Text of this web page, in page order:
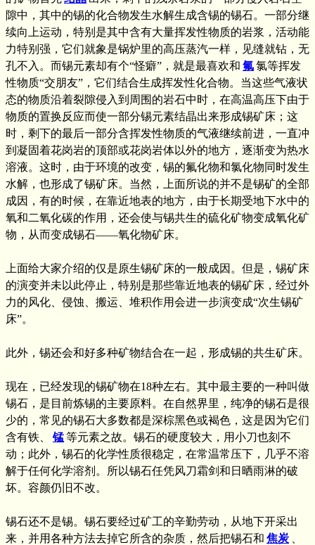
隙中，其中的锡的化合物发生水解生成含锡的锡石。一部分继
续向上运动，特别是其中含有大量挥发性物质的岩浆，活动能
力特别强，它们就象是锅炉里的高压蒸汽一样，见缝就钻，无
孔不入。而锡元素却有个“怪癖”，就是最喜欢和 氟氯等挥发
性物质“交朋友”，它们结合生成挥发性化合物。当这些气液状
态的物质沿着裂隙侵入到周围的岩石中时，在高温高压下由于
物质的置换反应而使一部分锡元素结晶出来形成锡矿床；这
时，剩下的最后一部分含挥发性物质的气液继续前进，一直冲
到凝固着花岗岩的顶部或花岗岩体以外的地方，逐渐变为热水
溶液。这时，由于环境的改变，锡的氟化物和氯化物同时发生
水解，也形成了锡矿床。当然，上面所说的并不是锡矿的全部
成因，有的时候，在靠近地表的地方，由于长期受地下水中的
氧和二氧化碳的作用，还会使与锡共生的硫化矿物变成氧化矿
物，从而变成锡石——氧化物矿床。
上面给大家介绍的仅是原生锡矿床的一般成因。但是，锡矿床
的演变并未以此停止，特别是那些靠近地表的锡矿床，经过外
力的风化、侵蚀、搬运、堆积作用会进一步演变成“次生锡矿
床”。
此外，锡还会和好多种矿物结合在一起，形成锡的共生矿床。
现在，已经发现的锡矿物在18种左右。其中最主要的一种叫做
锡石，是目前炼锡的主要原料。在自然界里，纯净的锡石是很
少的，常见的锡石大多数都是深棕黑色或褐色，这是因为它们
含有铁、
锰等元素之故。锡石的硬度较大，用小刀也刻不
动；此外，锡石的化学性质很稳定，在常温常压下，几乎不溶
解于任何化学溶剂。所以锡石任凭风刀霜剑和日晒雨淋的破
坏。容颜仍旧不改。
锡石还不是锡。锡石要经过矿工的辛勤劳动，从地下开采出
来，并用各种方法去掉它所含的杂质，然后把锡石和 焦炭